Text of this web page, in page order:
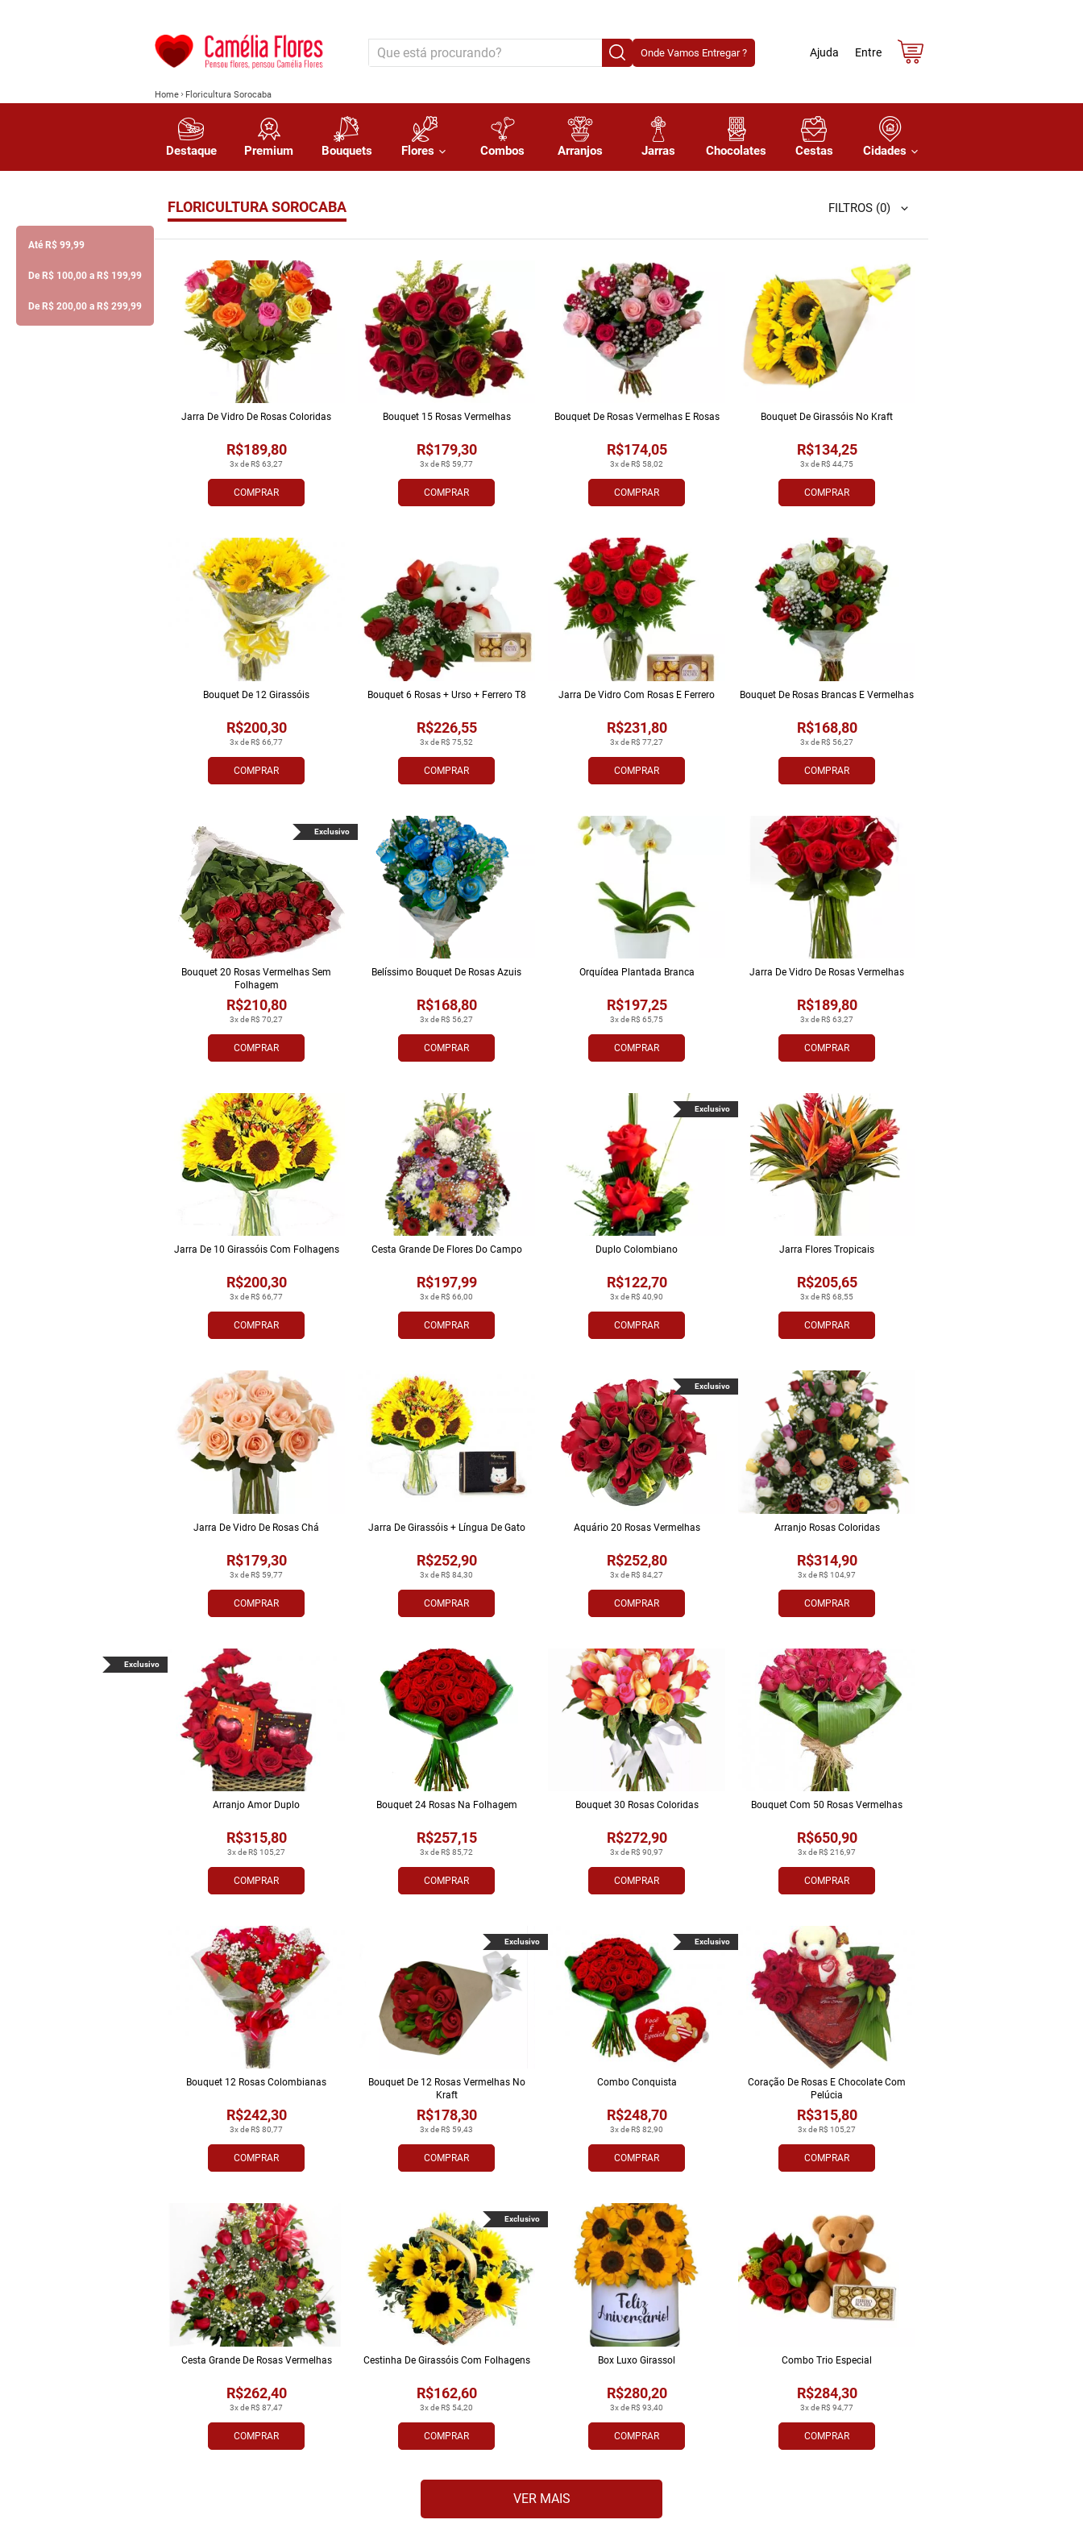
Até R$ 99,99
De R$ 100,00 a R$ 199,99
De R$ 200,00 a R$ 299,99
Onde Vamos Entregar ? Entre
Ajuda
Destaque Premium Bouquets Flores Combos Arranjos Jarras Chocolates Cestas Cidades
Home Floricultura Sorocaba
FLORICULTURA SOROCABA FILTROS (0)
COMPRAR
3x de R$ 63,27
R$189,80
Jarra De Vidro De Rosas Coloridas
COMPRAR
3x de R$ 59,77
R$179,30
Bouquet 15 Rosas Vermelhas
COMPRAR
3x de R$ 58,02
R$174,05
Bouquet De Rosas Vermelhas E Rosas
COMPRAR
3x de R$ 44,75
R$134,25
Bouquet De Girassóis No Kraft
COMPRAR
3x de R$ 66,77
R$200,30
Bouquet De 12 Girassóis
COMPRAR
3x de R$ 75,52
R$226,55
Bouquet 6 Rosas + Urso + Ferrero T8
COMPRAR
3x de R$ 77,27
R$231,80
Jarra De Vidro Com Rosas E Ferrero
COMPRAR
3x de R$ 56,27
R$168,80
Bouquet De Rosas Brancas E Vermelhas
COMPRAR
3x de R$ 70,27
R$210,80
Bouquet 20 Rosas Vermelhas Sem
Folhagem
Exclusivo
COMPRAR
3x de R$ 56,27
R$168,80
Belíssimo Bouquet De Rosas Azuis
COMPRAR
3x de R$ 65,75
R$197,25
Orquídea Plantada Branca
COMPRAR
3x de R$ 63,27
R$189,80
Jarra De Vidro De Rosas Vermelhas
COMPRAR
3x de R$ 66,77
R$200,30
Jarra De 10 Girassóis Com Folhagens
COMPRAR
3x de R$ 66,00
R$197,99
Cesta Grande De Flores Do Campo
COMPRAR
3x de R$ 40,90
R$122,70
Duplo Colombiano
Exclusivo
COMPRAR
3x de R$ 68,55
R$205,65
Jarra Flores Tropi­cais
COMPRAR
3x de R$ 59,77
R$179,30
Jarra De Vidro De Rosas Chá
COMPRAR
3x de R$ 84,30
R$252,90
Jarra De Girassóis + Língua De Gato
COMPRAR
3x de R$ 84,27
R$252,80
Aquário 20 Rosas Vermelhas
Exclusivo
COMPRAR
3x de R$ 104,97
R$314,90
Arranjo Rosas Coloridas
Exclusivo
COMPRAR
3x de R$ 105,27
R$315,80
Arranjo Amor Duplo
COMPRAR
3x de R$ 85,72
R$257,15
Bouquet 24 Rosas Na Folhagem
COMPRAR
3x de R$ 90,97
R$272,90
Bouquet 30 Rosas Coloridas
COMPRAR
3x de R$ 216,97
R$650,90
Bouquet Com 50 Rosas Vermelhas
COMPRAR
3x de R$ 80,77
R$242,30
Bouquet 12 Rosas Colombianas
COMPRAR
3x de R$ 59,43
R$178,30
Bouquet De 12 Rosas Vermelhas No
Kraft
Exclusivo
COMPRAR
3x de R$ 82,90
R$248,70
Combo Conquista
Exclusivo
COMPRAR
3x de R$ 105,27
R$315,80
Coração De Rosas E Chocolate Com
Pelúcia
COMPRAR
3x de R$ 87,47
R$262,40
Cesta Grande De Rosas Vermelhas
COMPRAR
3x de R$ 54,20
R$162,60
Cestinha De Girassóis Com Folhagens
Exclusivo
COMPRAR
3x de R$ 93,40
R$280,20
Box Luxo Girassol
COMPRAR
3x de R$ 94,77
R$284,30
Combo Trio Especial
VER MAIS